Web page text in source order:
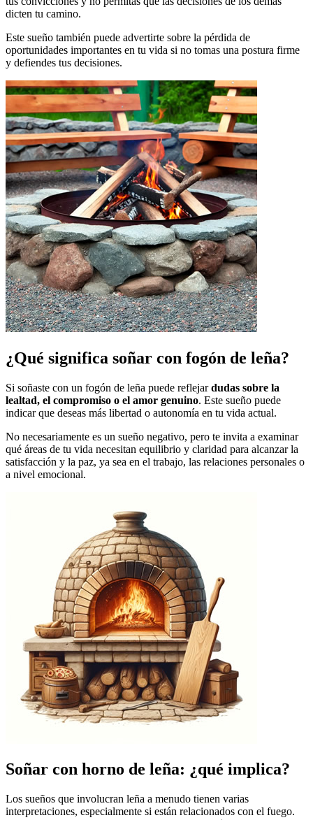
dicten tu camino.
Este sueño también puede advertirte sobre la pérdida de
oportunidades importantes en tu vida si no tomas una postura firme
y defiendes tus decisiones.
¿Qué significa soñar con fogón de leña?
Si soñaste con un fogón de leña puede reflejardudas sobre la
lealtad, el compromiso o el amor genuino. Este sueño puede
indicar que deseas más libertad o autonomía en tu vida actual.
No necesariamente es un sueño negativo, pero te invita a examinar
qué áreas de tu vida necesitan equilibrio y claridad para alcanzar la
satisfacción y la paz, ya sea en el trabajo, las relaciones personales o
a nivel emocional.
Soñar con horno de leña: ¿qué implica?
Los sueños que involucran leña a menudo tienen varias
interpretaciones, especialmente si están relacionados con el fuego.